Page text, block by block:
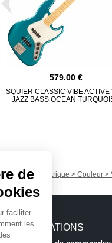
de
faciliter
les
579.00
SQUIER CLASSIC VIBE ACTIVE
JAZZ BASS OCEAN
Basse électrique > Couleur >
INFORMATIONS